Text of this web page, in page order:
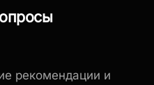
рекомендации и